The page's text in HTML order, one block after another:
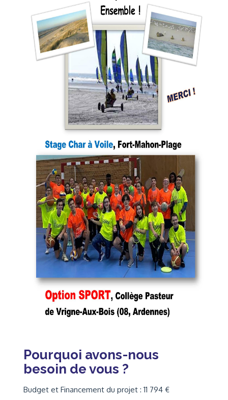
Pourquoi avons-nous
besoin de vous ?
Budget et Financement du projet : 11 794 €